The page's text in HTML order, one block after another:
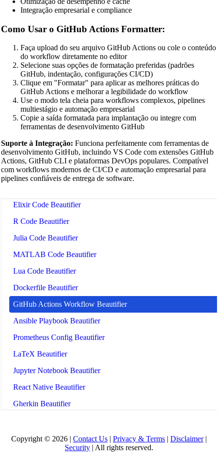
PHP Beautifier
INI Beautifier
CSV Beautifier
Redis Command Beautifier
Shell Script Beautifier
Batch Script Beautifier
C/C++ Code Beautifier
CUDA Code Beautifier
Scala Code Beautifier
Elixir Code Beautifier
R Code Beautifier
Julia Code Beautifier
MATLAB Code Beautifier
Lua Code Beautifier
Dockerfile Beautifier
GitHub Actions Workflow Beautifier
Ansible Playbook Beautifier
Prometheus Config Beautifier
LaTeX Beautifier
Jupyter Notebook Beautifier
React Native Beautifier
Gherkin Beautifier
Astro Beautifier
Solidity Beautifier
Integração empresarial e compliance
Como Usar o GitHub Actions Formatter:
Faça upload do seu arquivo GitHub Actions ou cole o conteúdo
do workflow diretamente no editor
Selecione suas opções de formatação preferidas (padrões
GitHub, indentação, configurações CI/CD)
Clique em "Formatar" para aplicar as melhores práticas do
GitHub Actions e melhorar a legibilidade do workflow
Use o modo tela cheia para workflows complexos, pipelines
multiestágio e automação empresarial
Copie a saída formatada para implantação ou integre com
ferramentas de desenvolvimento GitHub
Suporte à Integração: Funciona perfeitamente com ferramentas de
desenvolvimento GitHub, incluindo VS Code com extensões GitHub
Actions, GitHub CLI e plataformas DevOps populares. Compatível
com workflows modernos de CI/CD e automação empresarial para
pipelines confiáveis de entrega de software.
Copyright © 2026 | Contact Us | Privacy & Terms | Disclaimer|
Security | All rights reserved.